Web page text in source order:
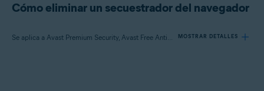
Cómo eliminar un secuestrador del navegador
Se aplica a Avast Premium Security, Avast Free Antivirus, Avast One MOSTRAR DETALLES